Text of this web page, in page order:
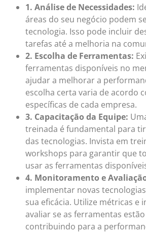
1. Análise de Necessidades:
áreas do seu negócio podem
tecnologia. Isso pode incluir
tarefas até a melhoria na
2. Escolha de Ferramentas:
ferramentas disponíveis no
ajudar a melhorar a
escolha certa varia de acordo
específicas de cada empresa.
3. Capacitação da Equipe:
treinada é fundamental para
das tecnologias. Invista em
workshops para garantir que
usar as ferramentas
4. Monitoramento e
implementar novas
sua eficácia. Utilize métricas e
avaliar se as ferramentas
contribuindo para a